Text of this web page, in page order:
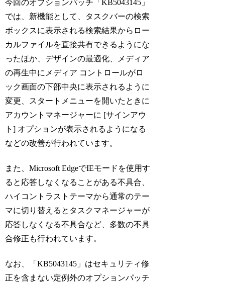
今回のオプションパッチ「KB5043145」
では、新機能として、タスクバーの検索
ボックスに表示される検索結果からロー
カルファイルを直接共有できるようにな
ったほか、デザインの最適化、メディア
の再生中にメディア コントロールがロ
ック画面の下部中央に表示されるように
変更、スタートメニューを開いたときに
アカウントマネージャーに [サインアウ
ト] オプションが表示されるようになる
などの改善が行われています。
また、Microsoft EdgeでIEモードを使用す
ると応答しなくなることがある不具合、
ハイコントラストテーマから通常のテー
マに切り替えるとタスクマネージャーが
応答しなくなる不具合など、多数の不具
合修正も行われています。
なお、
「KB5043145」はセキュリティ修
正を含まない定例外のオプションパッチ